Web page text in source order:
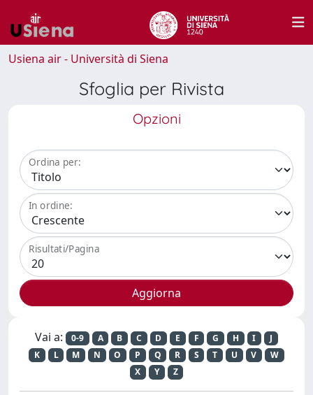
Usiena air - Università di Siena
Sfoglia per Rivista
Opzioni
Ordina per:
In ordine:
Risultati/Pagina
Vai a: 0-9 A B C D E F G H I
J
K
L M N O P Q R S T U V
W
X
Y Z